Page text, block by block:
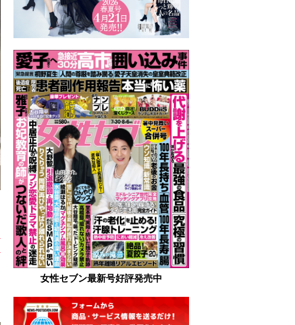
女性セブン最新号好評発売中